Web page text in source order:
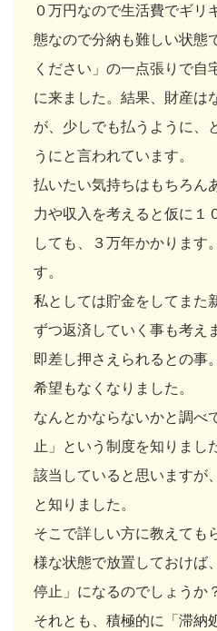
０万円なので生活費でギリ
態なので分納も難しい状態
ください」の一点張りで自
に来ました。結果、財産は
が、少しでも払うように、
うにと言われています。
払いたい気持ちはもちろん
力や収入を考えると仮に１
しても、３万年かかります
す。
私としては貯金をしてまた
ずつ返済していく事も考え
即差し押さえられるとの事
希望もなくなりました。
なんとかならないかと調べ
止」という制度を知りまし
該当していると思いますが
と知りました。
そこで詳しい方に教えても
様な状態で放置しておけば
停止」になるのでしょうか
それとも、積極的に「滞納